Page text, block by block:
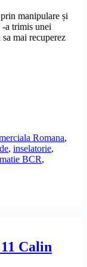
manipulare și
a trimis unei
mai recuperez
Romana,
, inselatorie,
BCR,
Calin